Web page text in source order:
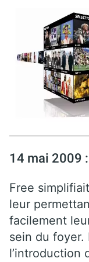
14 mai 2009
Free
leur
facilement
sein du foyer.
l’introduction